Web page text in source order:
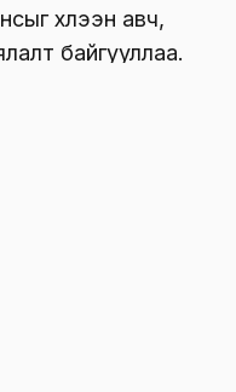
хүлээн авч,
байгууллаа.